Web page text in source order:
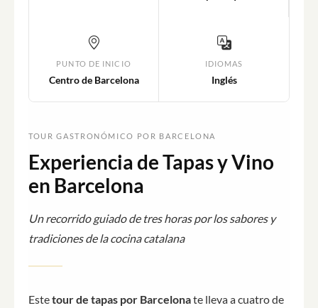
PUNTO DE INICIO
Centro de Barcelona
IDIOMAS
Inglés
TOUR GASTRONÓMICO POR BARCELONA
Experiencia de Tapas y Vino
en Barcelona
Un recorrido guiado de tres horas por los sabores y
tradiciones de la cocina catalana
Estetour de tapas por Barcelonate lleva a cuatro de